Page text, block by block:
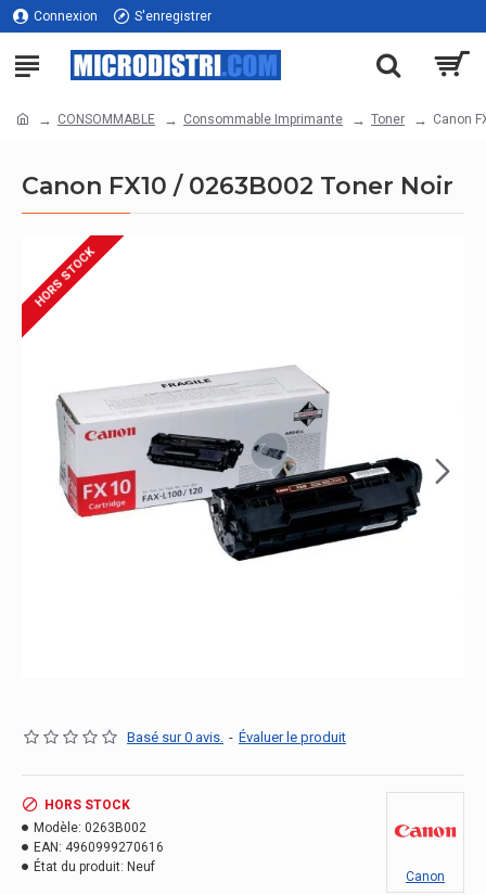
Connexion S'enregistrer
CONSOMMABLE Consommable Imprimante Toner Canon
Canon FX10 / 0263B002 Toner Noir
HORS STOCK
Basé sur 0 avis. - Évaluer le produit
HORS STOCK
Modèle: 0263B002
EAN: 4960999270616
État du produit: Neuf
Canon